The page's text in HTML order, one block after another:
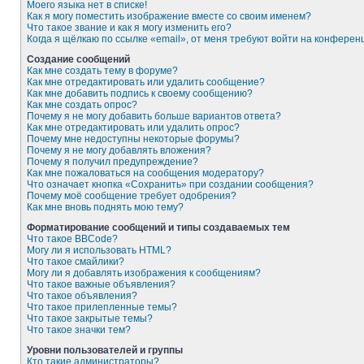
Моего языка нет в списке!
Как я могу поместить изображение вместе со своим именем?
Что такое звание и как я могу изменить его?
Когда я щёлкаю по ссылке «email», от меня требуют войти на
Создание сообщений
Как мне создать тему в форуме?
Как мне отредактировать или удалить сообщение?
Как мне добавить подпись к своему сообщению?
Как мне создать опрос?
Почему я не могу добавить больше вариантов ответа?
Как мне отредактировать или удалить опрос?
Почему мне недоступны некоторые форумы?
Почему я не могу добавлять вложения?
Почему я получил предупреждение?
Как мне пожаловаться на сообщения модератору?
Что означает кнопка «Сохранить» при создании сообщения?
Почему моё сообщение требует одобрения?
Как мне вновь поднять мою тему?
Форматирование сообщений и типы создаваемых тем
Что такое BBCode?
Могу ли я использовать HTML?
Что такое смайлики?
Могу ли я добавлять изображения к сообщениям?
Что такое важные объявления?
Что такое объявления?
Что такое прилепленные темы?
Что такое закрытые темы?
Что такое значки тем?
Уровни пользователей и группы
Кто такие администраторы?